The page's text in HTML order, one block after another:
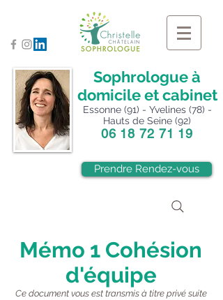
Sophrologue à
domicile et cabinet
Essonne (91) - Yvelines (78) -
Hauts de Seine (92)
06 18 72 71 19
Prendre Rendez-vous
Mémo 1 Cohésion
d'équipe
Ce document vous est transmis à titre privé suite